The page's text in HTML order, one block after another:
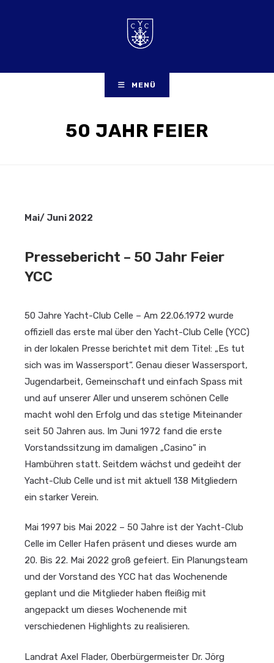
MENÜ
50 JAHR FEIER
Mai/ Juni 2022
Pressebericht – 50 Jahr Feier
YCC
50 Jahre Yacht-Club Celle – Am 22.06.1972 wurde
offiziell das erste mal über den Yacht-Club Celle (YCC)
in der lokalen Presse berichtet mit dem Titel: „Es tut
sich was im Wassersport“. Genau dieser Wassersport,
Jugendarbeit, Gemeinschaft und einfach Spass mit
und auf unserer Aller und unserem schönen Celle
macht wohl den Erfolg und das stetige Miteinander
seit 50 Jahren aus. Im Juni 1972 fand die erste
Vorstandssitzung im damaligen „Casino“ in
Hambühren statt. Seitdem wächst und gedeiht der
Yacht-Club Celle und ist mit aktuell 138 Mitgliedern
ein starker Verein.
Mai 1997 bis Mai 2022 – 50 Jahre ist der Yacht-Club
Celle im Celler Hafen präsent und dieses wurde am
20. Bis 22. Mai 2022 groß gefeiert. Ein Planungsteam
und der Vorstand des YCC hat das Wochenende
geplant und die Mitglieder haben fleißig mit
angepackt um dieses Wochenende mit
verschiedenen Highlights zu realisieren.
Landrat Axel Flader, Oberbürgermeister Dr. Jörg